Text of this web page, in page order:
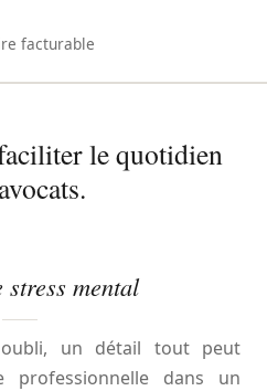
facturable
le quotidien
stress mental
un détail tout peut
professionnelle dans un